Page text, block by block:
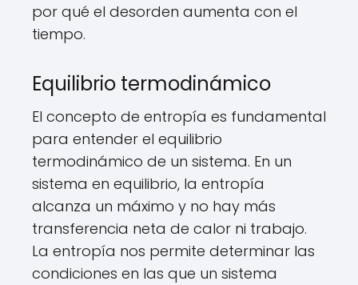
por qué el desorden aumenta con el
tiempo.
Equilibrio termodinámico
El concepto de entropía es fundamental
para entender el equilibrio
termodinámico de un sistema. En un
sistema en equilibrio, la entropía
alcanza un máximo y no hay más
transferencia neta de calor ni trabajo.
La entropía nos permite determinar las
condiciones en las que un sistema